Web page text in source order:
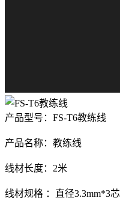
产品型号：FS-T6教练线
产品名称：教练线
线材长度：2米
线材规格 ：直径3.3mm*3芯